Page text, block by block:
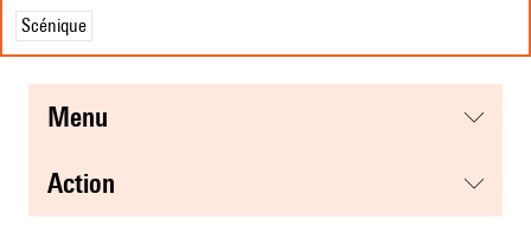
Scénique
menu
action